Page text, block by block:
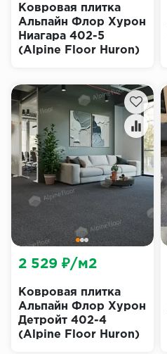
Ковровая плитка
Альпайн Флор Хурон
Ниагара 402-5
(Alpine Floor Huron)
Ковровая плитка
Альпайн Флор Хурон
Детройт 402-4
(Alpine Floor Huron)
2 529 ₽/м2